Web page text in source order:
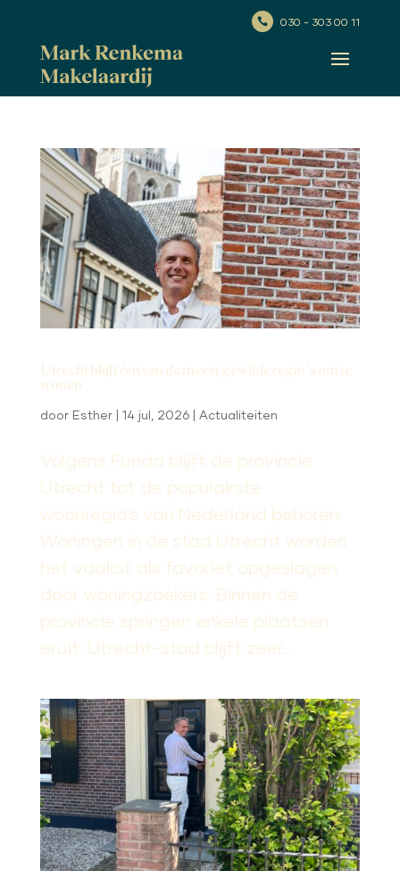
 030 - 303 00 11
Utrecht blijft één van de meest gewilde regio’s om te
wonen
door Esther| 14 jul, 2026| Actualiteiten
Volgens Funda blijft de provincie
Utrecht tot de populairste
woonregio’s van Nederland behoren.
Woningen in de stad Utrecht worden
het vaakst als favoriet opgeslagen
door woningzoekers. Binnen de
provincie springen enkele plaatsen
eruit: Utrecht-stad blijft zeer...